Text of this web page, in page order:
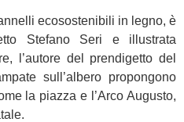
ecosostenibili in legno, è
Stefano Seri e illustrata
l’autore del prendigetto del
sull’albero propongono
la piazza e l’Arco Augusto,